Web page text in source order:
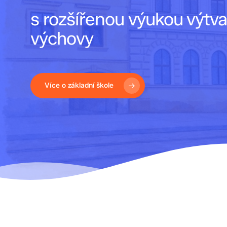
s rozšířenou výukou
výchovy
Více o základní škole